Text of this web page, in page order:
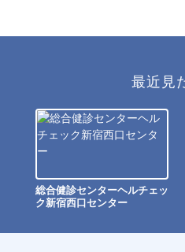
最近見
総合健診センターヘルチェッ
ク新宿西口センター